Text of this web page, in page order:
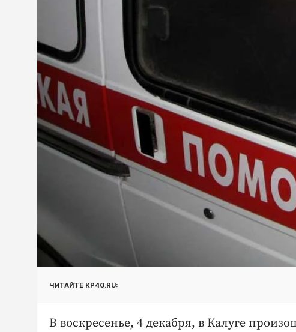
ЧИТАЙТЕ KP40.RU:
В воскресенье, 4 декабря, в Калуге